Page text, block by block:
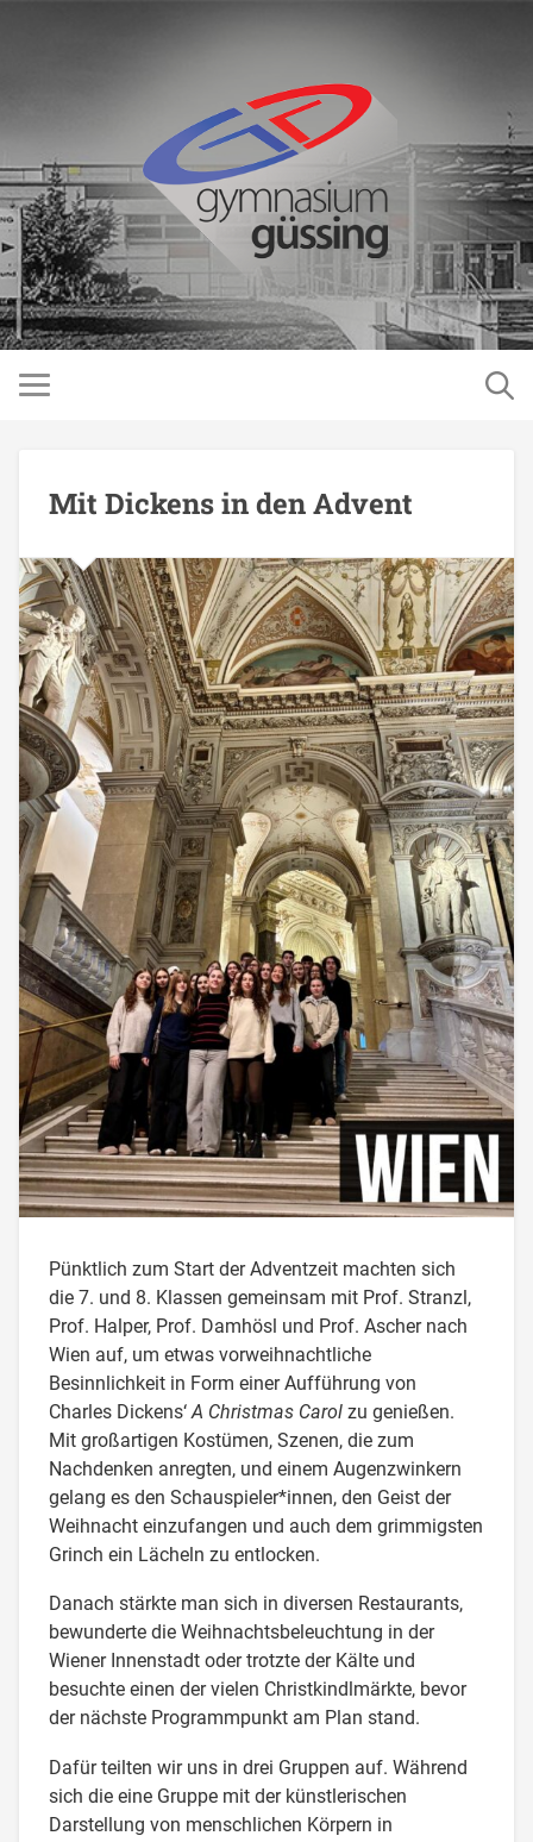
Mit Dickens in den Advent
Pünktlich zum Start der Adventzeit machten sich
die 7. und 8. Klassen gemeinsam mit Prof. Stranzl,
Prof. Halper, Prof. Damhösl und Prof. Ascher nach
Wien auf, um etwas vorweihnachtliche
Besinnlichkeit in Form einer Aufführung von
Charles Dickens‘A Christmas Carolzu genießen.
Mit großartigen Kostümen, Szenen, die zum
Nachdenken anregten, und einem Augenzwinkern
gelang es den Schauspieler*innen, den Geist der
Weihnacht einzufangen und auch dem grimmigsten
Grinch ein Lächeln zu entlocken.
Danach stärkte man sich in diversen Restaurants,
bewunderte die Weihnachtsbeleuchtung in der
Wiener Innenstadt oder trotzte der Kälte und
besuchte einen der vielen Christkindlmärkte, bevor
der nächste Programmpunkt am Plan stand.
Dafür teilten wir uns in drei Gruppen auf. Während
sich die eine Gruppe mit der künstlerischen
Darstellung von menschlichen Körpern in